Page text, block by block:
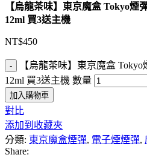
【烏龍茶味】東京魔盒 Tokyo煙
12ml 買3送主機
NT$450
【烏龍茶味】東京魔盒
12ml 買3送主機 數量
加入購物車
對比
添加到收藏夾
分類: 東京魔盒煙彈, 電子煙煙彈,
Share: